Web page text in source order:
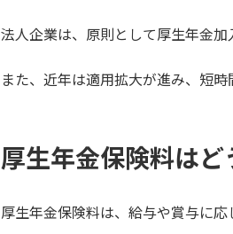
法人企業は、原則として厚生年金加
また、近年は適用拡大が進み、短時
厚生年金保険料はど
厚生年金保険料は、給与や賞与に応